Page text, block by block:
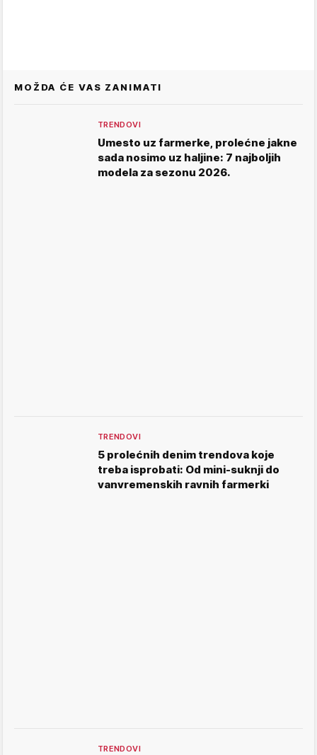
MOŽDA ĆE VAS ZANIMATI
TRENDOVI
Umesto uz farmerke, prolećne jakne
sada nosimo uz haljine: 7 najboljih
modela za sezonu 2026.
TRENDOVI
5 prolećnih denim trendova koje
treba isprobati: Od mini-suknji do
vanvremenskih ravnih farmerki
TRENDOVI